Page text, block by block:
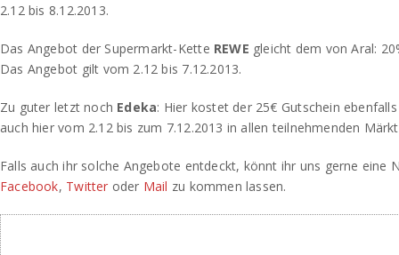
2.12 bis 8.12.2013.
Das Angebot der Supermarkt-Kette REWE gleicht dem von Aral:
Das Angebot gilt vom 2.12 bis 7.12.2013.
Zu guter letzt noch Edeka: Hier kostet der 25€ Gutschein
auch hier vom 2.12 bis zum 7.12.2013 in allen teilnehmenden
Falls auch ihr solche Angebote entdeckt, könnt ihr uns gerne eine
Facebook, Twitter oder Mail zu kommen lassen.